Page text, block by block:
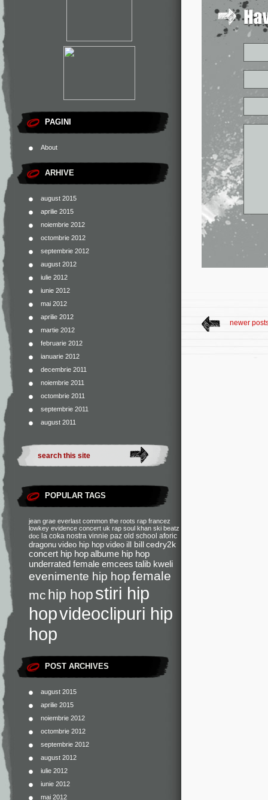
PAGINI
About
ARHIVE
august 2015
aprilie 2015
noiembrie 2012
octombrie 2012
septembrie 2012
august 2012
iulie 2012
iunie 2012
mai 2012
aprilie 2012
martie 2012
februarie 2012
ianuarie 2012
decembrie 2011
noiembrie 2011
octombrie 2011
septembrie 2011
august 2011
POPULAR TAGS
jean grae everlast common the roots rap francez
lowkey evidence concert uk rap soul khan ski beatz
doc la coka nostra vinnie paz old school aforic
dragonu video hip hop video ill bill cedry2k
concert hip hopalbume hip hop
underrated female emcees talib kweli
evenimente hip hopfemale
mc hip hopstiri hip
hopvideoclipuri hip
hop
POST ARCHIVES
august 2015
aprilie 2015
noiembrie 2012
octombrie 2012
septembrie 2012
august 2012
iulie 2012
iunie 2012
mai 2012
newer